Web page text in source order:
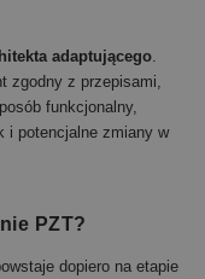
adaptującego
zgodny z przepisami,
funkcjonalny,
i potencjalne zmiany w
PZT?
dopiero na etapie